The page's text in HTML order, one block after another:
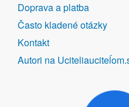
Doprava a platba
Často kladené otázky
Kontakt
Autori na